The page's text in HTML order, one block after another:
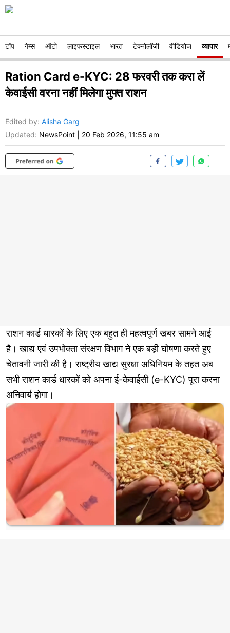
टॉप गेम्स ऑटो लाइफस्टाइल भारत टेक्नोलॉजी वीडियोज व्यापार
Ration Card e-KYC: 28 फरवरी तक करा लें
केवाईसी वरना नहीं मिलेगा मुफ्त राशन
Edited by: Alisha Garg
Updated: NewsPoint 20 Feb 2026, 11:55 am
राशन कार्ड धारकों के लिए एक बहुत ही महत्वपूर्ण खबर सामने आई
है। खाद्य एवं उपभोक्ता संरक्षण विभाग ने एक बड़ी घोषणा करते हुए
चेतावनी जारी की है। राष्ट्रीय खाद्य सुरक्षा अधिनियम के तहत अब
सभी राशन कार्ड धारकों को अपना ई-केवाईसी (e-KYC) पूरा करना
अनिवार्य होगा।